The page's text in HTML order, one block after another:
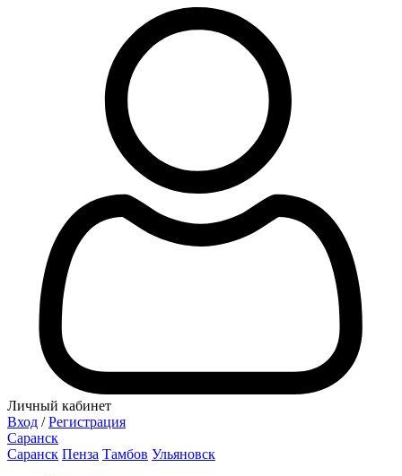
Личный кабинет
Вход / Регистрация
Саранск
Саранск Пенза Тамбов Ульяновск